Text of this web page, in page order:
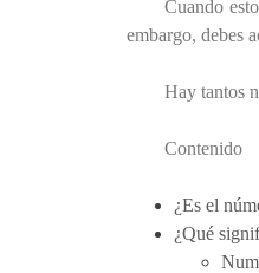
Cuando
embargo, debes
Hay tantos
Contenido
¿Es el
¿Qué